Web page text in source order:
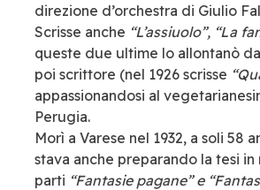
direzione d’orchestra di Giulio
Scrisse anche “L’assiuolo”, “La
queste due ultime lo allontanò
poi scrittore (nel 1926 scrisse
appassionandosi al
Perugia.
Morì a Varese nel 1932, a soli 58
stava anche preparando la tesi
parti “Fantasie pagane” e